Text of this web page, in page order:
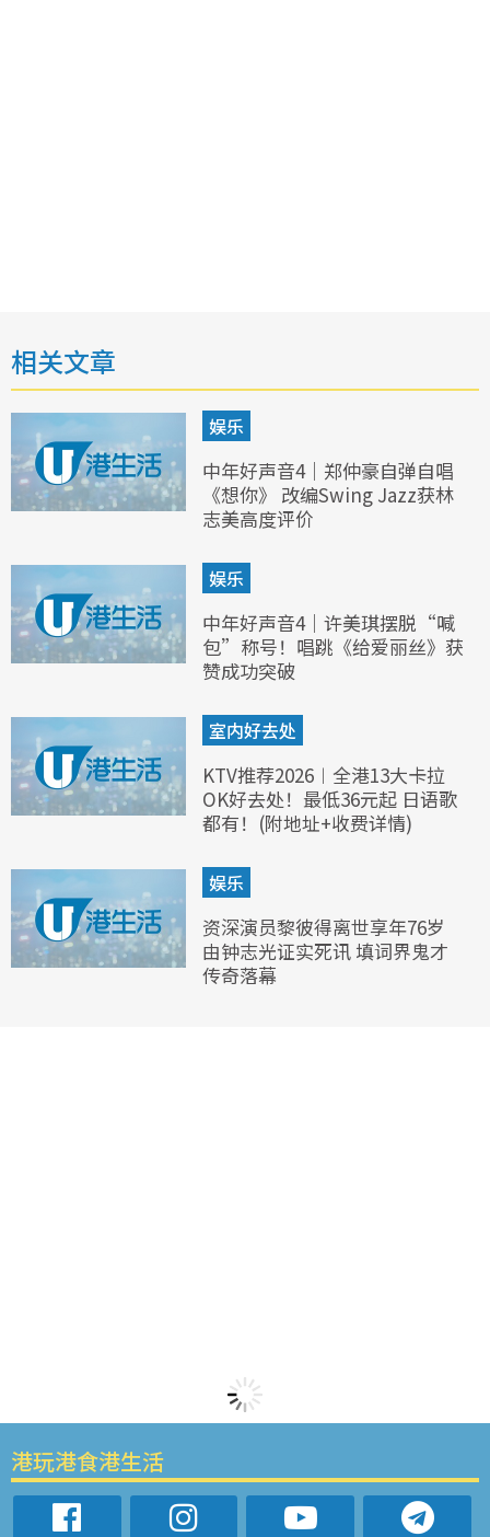
相关文章
娱乐
中年好声音4｜郑仲豪自弹自唱
《想你》 改编Swing Jazz获林
志美高度评价
娱乐
中年好声音4｜许美琪摆脱“喊
包”称号！唱跳《给爱丽丝》获
赞成功突破
室内好去处
KTV推荐2026︱全港13大卡拉
OK好去处！最低36元起 日语歌
都有！(附地址+收费详情)
娱乐
资深演员黎彼得离世享年76岁
由钟志光证实死讯 填词界鬼才
传奇落幕
港玩港食港生活